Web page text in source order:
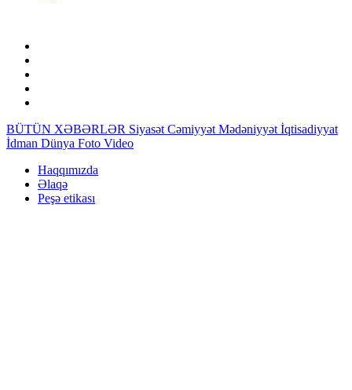
BÜTÜN XƏBƏRLƏR Siyasət Cəmiyyət Mədəniyyət İqtisadiyyat
İdman Dünya Foto Video
Haqqımızda
Əlaqə
Peşə etikası